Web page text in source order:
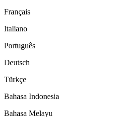
Français
Italiano
Português
Deutsch
Türkçe
Bahasa Indonesia
Bahasa Melayu